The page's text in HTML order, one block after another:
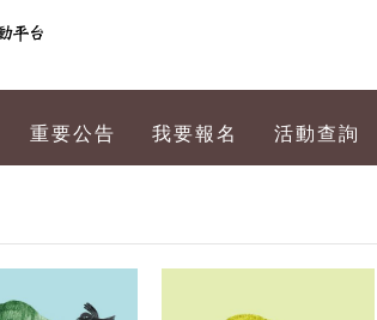
重要公告 我要報名 活動查詢